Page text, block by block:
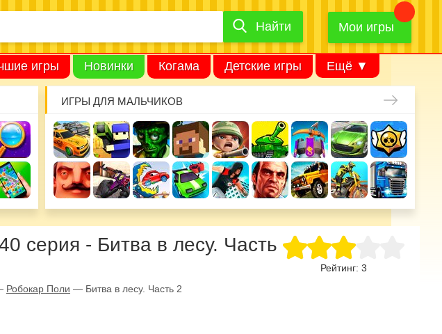
Найти
Найти Мои игры
игры Новинки Когама Детские игры Ещё ▼
ИГРЫ ДЛЯ МАЛЬЧИКОВ
Рейтинг: 3
серия - Битва в лесу. Часть
Робокар Поли — Битва в лесу. Часть 2